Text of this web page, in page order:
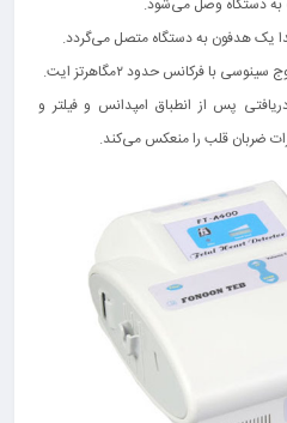
پس از انطباق امپدانس و فیلتر و
ضربان قلب را منعکس می‌کند.